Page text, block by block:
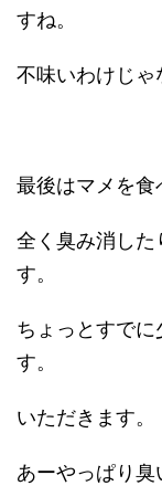
すね。
不味いわけじゃ
最後はマメを食
全く臭み消し
す。
ちょっとすでに
す。
いただきます。
あーやっぱり臭